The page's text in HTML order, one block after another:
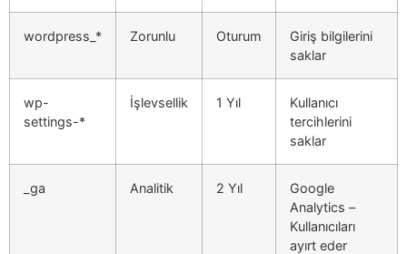
wordpress_* Zorunlu Oturum
Giriş bilgilerini
saklar
wp-
settings-*
İşlevsellik 1 Yıl
Kullanıcı
tercihlerini
saklar
_ga Analitik 2 Yıl
Google
Analytics –
Kullanıcıları
ayırt eder